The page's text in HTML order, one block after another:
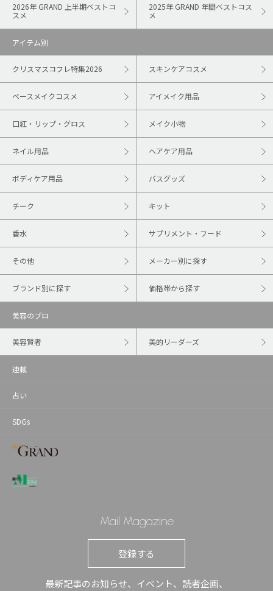
2026年 GRAND 上半期ベストコ
スメ
2025年 GRAND 年間ベストコス
メ
アイテム別
クリスマスコフレ特集2026 スキンケアコスメ
ベースメイクコスメ アイメイク用品
口紅・リップ・グロス メイク小物
ネイル用品 ヘアケア用品
ボディケア用品 バスグッズ
チーク キット
香水 サプリメント・フード
その他 メーカー別に探す
ブランド別に探す 価格帯から探す
美容のプロ
美容賢者 美的リーダーズ
連載
占い
SDGs
Mail Magazine
登録する
最新記事のお知らせ、イベント、読者企画、